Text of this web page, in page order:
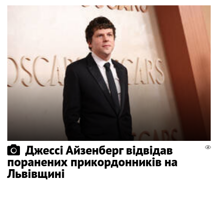
Джессі Айзенберг відвідав
поранених прикордонників на
Львівщині